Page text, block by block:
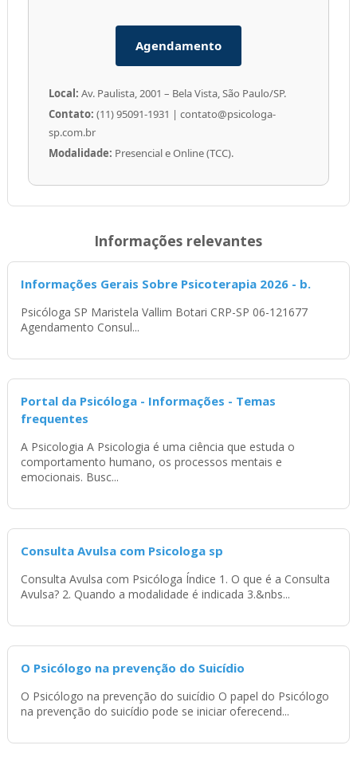
Agendamento
Local: Av. Paulista, 2001 – Bela Vista, São Paulo/SP.
Contato: (11) 95091-1931 | contato@psicologa-
sp.com.br
Modalidade: Presencial e Online (TCC).
Informações relevantes
Informações Gerais Sobre Psicoterapia 2026 - b.
Psicóloga SP Maristela Vallim Botari CRP-SP 06-121677
Agendamento Consul...
Portal da Psicóloga - Informações - Temas
frequentes
A Psicologia A Psicologia é uma ciência que estuda o
comportamento humano, os processos mentais e
emocionais. Busc...
Consulta Avulsa com Psicologa sp
Consulta Avulsa com Psicóloga Índice 1. O que é a Consulta
Avulsa? 2. Quando a modalidade é indicada 3.&nbs...
O Psicólogo na prevenção do Suicídio
O Psicólogo na prevenção do suicídio O papel do Psicólogo
na prevenção do suicídio pode se iniciar oferecend...